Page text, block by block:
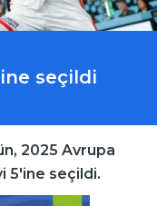
seçildi
2025 Avrupa
5'ine seçildi.